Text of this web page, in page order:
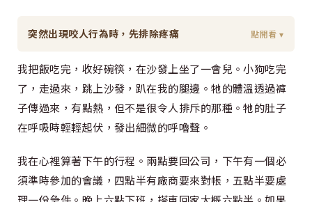
突然出現咬人行為時，先排除疼痛 點開看 ▾
我把飯吃完，收好碗筷，在沙發上坐了一會兒。小狗吃完
了，走過來，跳上沙發，趴在我的腿邊。牠的體溫透過褲
子傳過來，有點熱，但不是很令人排斥的那種。牠的肚子
在呼吸時輕輕起伏，發出細微的呼嚕聲。
我在心裡算著下午的行程。兩點要回公司，下午有一個必
須準時參加的會議，四點半有廠商要來對帳，五點半要處